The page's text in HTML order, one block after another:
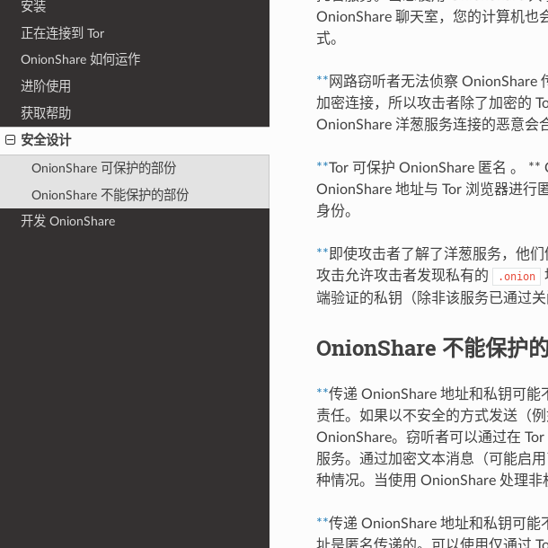
安装
正在连接到 Tor
OnionShare 如何运作
进阶使用
获取帮助
安全设计
OnionShare 可保护的部份
OnionShare 不能保护的部份
开发 OnionShare
OnionShare 聊天室，您的计算机也
式。
** 网路窃听者无法侦察 OnionShare
加密连接，所以攻击者除了加密的
OnionShare 洋葱服务连接的恶意会
**Tor 可保护 OnionShare 匿名 。 **
OnionShare 地址与 Tor 浏览器进行
身份。
** 即使攻击者了解了洋葱服务，他们
攻击允许攻击者发现私有的
.onion
端验证的私钥（除非该服务已通过关
OnionShare 不能保护
**传递 OnionShare 地址和私钥可能
责任。如果以不安全的方式发送（
OnionShare。窃听者可以通过在
服务。通过加密文本消息（可能启
种情况。当使用 OnionShare 处理非
**传递 OnionShare 地址和私钥可能